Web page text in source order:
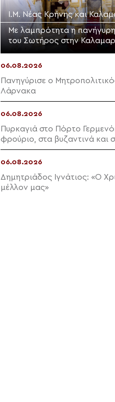
Ι.Μ. Νέας Κρήνης και
Με λαμπρότητα η
του Σωτήρος στην
06.08.2026
Πανηγύρισε ο
Λάρνακα
06.08.2026
Πυρκαγιά στο Πόρτο
φρούριο, στα βυζαντινά και
των Αιγοσθένων
06.08.2026
Δημητριάδος Ιγνάτιος: «Ο
μέλλον μας»